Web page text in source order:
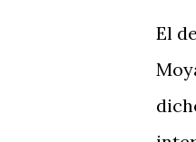
El